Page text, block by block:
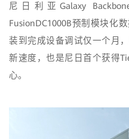
尼日利亚Galaxy
FusionDC1000B预制模块化
装到完成设备调试仅一个月
新速度，也是尼日首个获得
心。